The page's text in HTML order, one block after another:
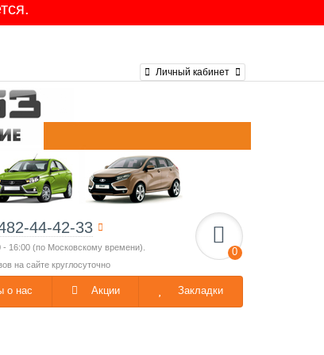
Личный кабинет
44-42-33
16:00 (по Московскому времени).
на сайте круглосуточно
0
о нас Акции Закладки